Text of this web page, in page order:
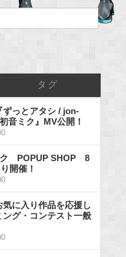
タグ
っとアタシ / jon-
音ミク』MV公開！
ク POPUP SHOP 8
開催！
に入り作品を応援し
ング・コンテスト一般